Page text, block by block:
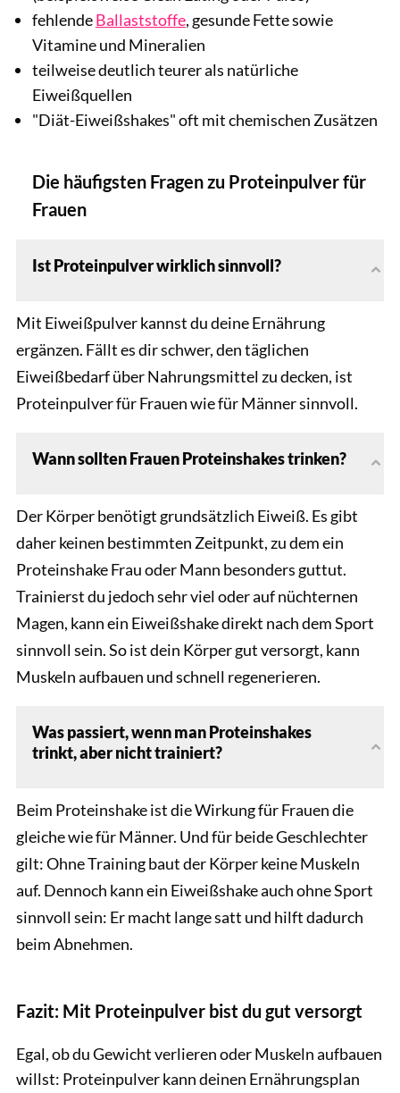
fehlendeBallaststoffe, gesunde Fette sowie
Vitamine und Mineralien
teilweise deutlich teurer als natürliche
Eiweißquellen
"Diät-Eiweißshakes" oft mit chemischen Zusätzen
Die häufigsten Fragen zu Proteinpulver für
Frauen
Ist Proteinpulver wirklich sinnvoll?
Mit Eiweißpulver kannst du deine Ernährung
ergänzen. Fällt es dir schwer, den täglichen
Eiweißbedarf über Nahrungsmittel zu decken, ist
Proteinpulver für Frauen wie für Männer sinnvoll.
Wann sollten Frauen Proteinshakes trinken?
Der Körper benötigt grundsätzlich Eiweiß. Es gibt
daher keinen bestimmten Zeitpunkt, zu dem ein
Proteinshake Frau oder Mann besonders guttut.
Trainierst du jedoch sehr viel oder auf nüchternen
Magen, kann ein Eiweißshake direkt nach dem Sport
sinnvoll sein. So ist dein Körper gut versorgt, kann
Muskeln aufbauen und schnell regenerieren.
Was passiert, wenn man Proteinshakes
trinkt, aber nicht trainiert?
Beim Proteinshake ist die Wirkung für Frauen die
gleiche wie für Männer. Und für beide Geschlechter
gilt: Ohne Training baut der Körper keine Muskeln
auf. Dennoch kann ein Eiweißshake auch ohne Sport
sinnvoll sein: Er macht lange satt und hilft dadurch
beim Abnehmen.
Fazit: Mit Proteinpulver bist du gut versorgt
Egal, ob du Gewicht verlieren oder Muskeln aufbauen
willst: Proteinpulver kann deinen Ernährungsplan